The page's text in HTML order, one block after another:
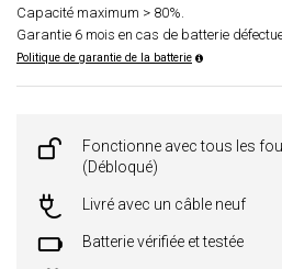
Capacité maximum > 80%.
Garantie 6 mois en cas de batterie
Politique de garantie de la batterie
Fonctionne avec tous les
(Débloqué)
Livré avec un câble neuf
Batterie vérifiée et testée